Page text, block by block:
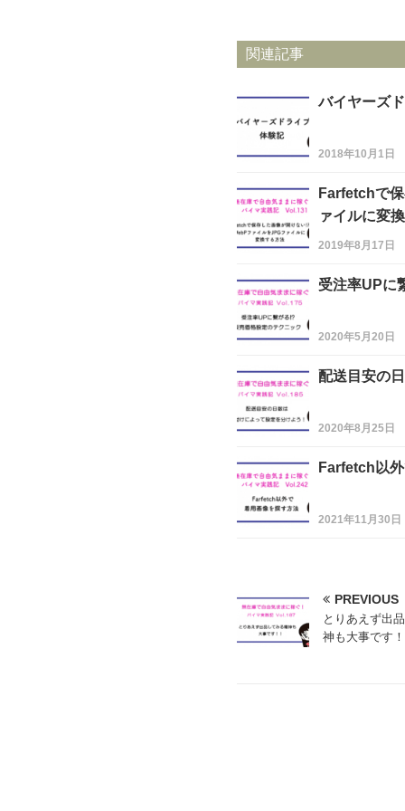
関連記事
バイヤーズ
2018年10月1日
Farfetchで
ァイルに変
2019年8月17日
受注率UPに
2020年5月20日
配送目安の
2020年8月25日
Farfetch以
2021年11月30日
PREVIOUS
とりあえず出
神も大事です